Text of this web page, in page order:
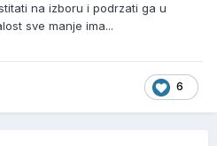
na izboru i podrzati ga u
sve manje ima...
6